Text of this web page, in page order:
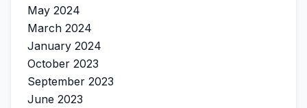
May 2024
March 2024
January 2024
October 2023
September 2023
June 2023